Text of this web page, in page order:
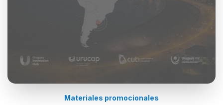
Materiales promocionales